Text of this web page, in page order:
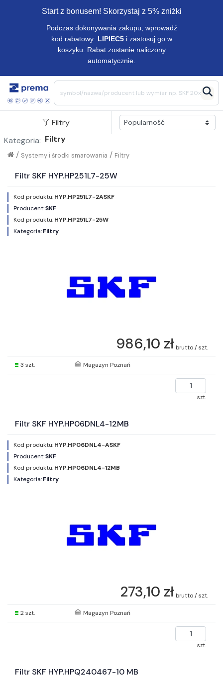
Start z bonusem! Skorzystaj z 5% zniżki
Podczas dokonywania zakupu, wprowadź
kod rabatowy: LIPIEC5 i zastosuj go w
koszyku. Rabat zostanie naliczony
automatycznie.
Filtry
Kategoria: Filtry
Filtry
/
Systemy i środki smarowania
/
Filtr SKF HYP.HP251L7-25W
Kod produktu:HYP.HP251L7-2ASKF
Producent:SKF
Kod produktu:HYP.HP251L7-25W
Kategoria:Filtry
986,10 zł brutto / szt.
3 szt. Magazyn Poznań
szt.
Filtr SKF HYP.HP06DNL4-12MB
Kod produktu:HYP.HP06DNL4-ASKF
Producent:SKF
Kod produktu:HYP.HP06DNL4-12MB
Kategoria:Filtry
273,10 zł brutto / szt.
2 szt. Magazyn Poznań
szt.
Filtr SKF HYP.HPQ240467-10 MB